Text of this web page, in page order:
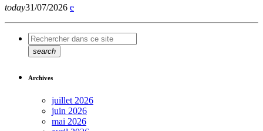
today31/07/2026
search
Archives
juillet 2026
juin 2026
mai 2026